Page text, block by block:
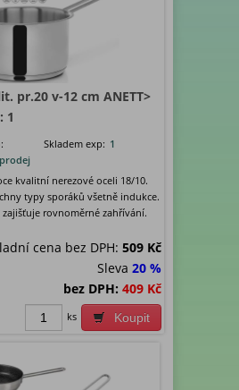
pr.20 v-12 cm ANETT>
1
Skladem exp: 1
kvalitní nerezové oceli 18/10.
typy sporáků všetně indukce.
rovnoměrné zahřívání.
cena bez DPH:509 Kč
Sleva20 %
bez DPH: 409 Kč
Koupit
ks